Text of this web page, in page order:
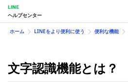
LINE
ヘルプセンター
ホーム LINEをより便利に使う 便利な機能
文字認識機能とは？